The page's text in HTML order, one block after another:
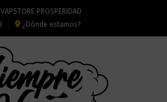
PROSPERIDAD
¿Dónde estamos?